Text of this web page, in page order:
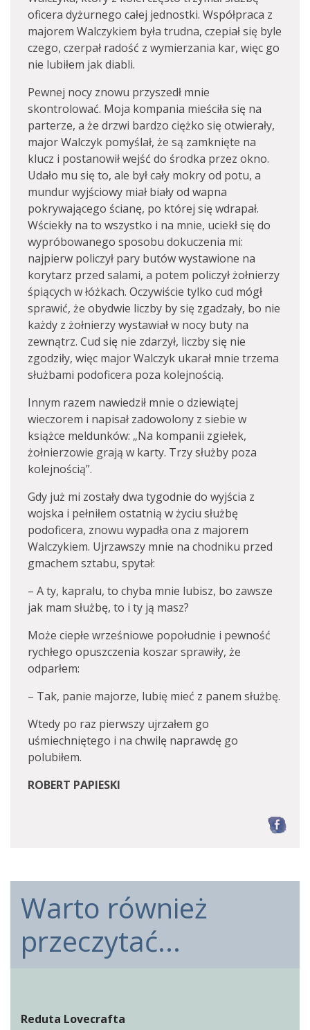
oficera dyżurnego całej jednostki. Współpraca z
majorem Walczykiem była trudna, czepiał się byle
czego, czerpał radość z wymierzania kar, więc go
nie lubiłem jak diabli.
Pewnej nocy znowu przyszedł mnie
skontrolować. Moja kompania mieściła się na
parterze, a że drzwi bardzo ciężko się otwierały,
major Walczyk pomyślał, że są zamknięte na
klucz i postanowił wejść do środka przez okno.
Udało mu się to, ale był cały mokry od potu, a
mundur wyjściowy miał biały od wapna
pokrywającego ścianę, po której się wdrapał.
Wściekły na to wszystko i na mnie, uciekł się do
wypróbowanego sposobu dokuczenia mi:
najpierw policzył pary butów wystawione na
korytarz przed salami, a potem policzył żołnierzy
śpiących w łóżkach. Oczywiście tylko cud mógł
sprawić, że obydwie liczby by się zgadzały, bo nie
każdy z żołnierzy wystawiał w nocy buty na
zewnątrz. Cud się nie zdarzył, liczby się nie
zgodziły, więc major Walczyk ukarał mnie trzema
służbami podoficera poza kolejnością.
Innym razem nawiedził mnie o dziewiątej
wieczorem i napisał zadowolony z siebie w
książce meldunków: „Na kompanii zgiełek,
żołnierzowie grają w karty. Trzy służby poza
kolejnością”.
Gdy już mi zostały dwa tygodnie do wyjścia z
wojska i pełniłem ostatnią w życiu służbę
podoficera, znowu wypadła ona z majorem
Walczykiem. Ujrzawszy mnie na chodniku przed
gmachem sztabu, spytał:
– A ty, kapralu, to chyba mnie lubisz, bo zawsze
jak mam służbę, to i ty ją masz?
Może ciepłe wrześniowe popołudnie i pewność
rychłego opuszczenia koszar sprawiły, że
odparłem:
– Tak, panie majorze, lubię mieć z panem służbę.
Wtedy po raz pierwszy ujrzałem go
uśmiechniętego i na chwilę naprawdę go
polubiłem.
ROBERT PAPIESKI
Warto również
przeczytać...
Reduta Lovecrafta